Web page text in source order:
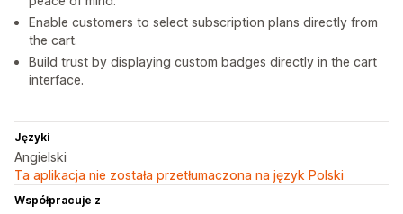
Enable customers to select subscription plans directly from
the cart.
Build trust by displaying custom badges directly in the cart
interface.
Języki
Angielski
Ta aplikacja nie została przetłumaczona na język Polski
Współpracuje z